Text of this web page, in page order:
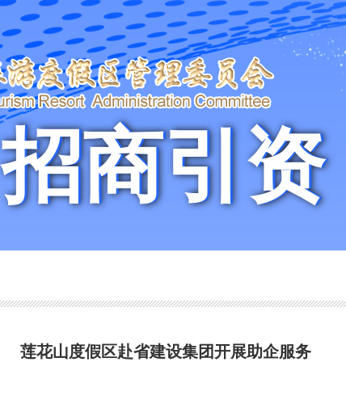
招商引资
招商引资
莲花山度假区赴省建设集团开展助企服务